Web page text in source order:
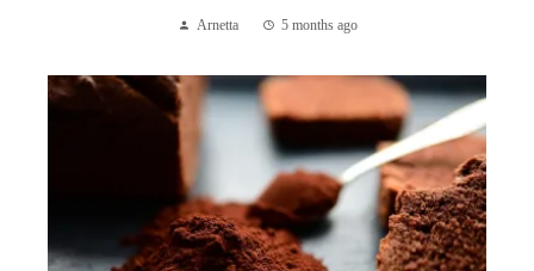
Arnetta 5 months ago